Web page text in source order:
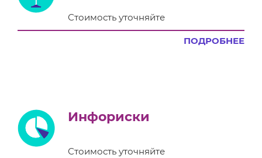
Стоимость уточняйте
ПОДРОБНЕЕ
Инфориски
Стоимость уточняйте